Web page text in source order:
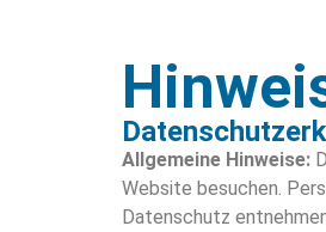
Allgemeine Hinweise:
Website besuchen.
Datenschutz